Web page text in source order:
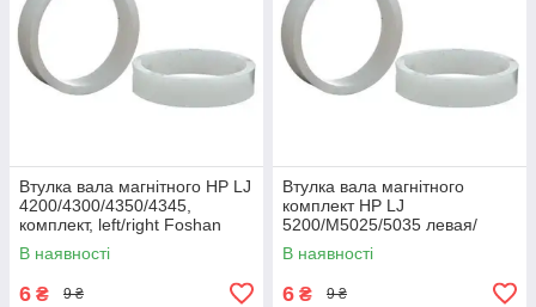
Втулка вала магнітного HP LJ
4200/4300/4350/4345,
комплект, left/right Foshan
(MAG-1338A-BSH-Foshan)
В наявності
6 ₴ 9 ₴
Втулка вала магнітного
комплект HP LJ
5200/M5025/5035 левая/
правая Foshan (MAG-7516A-
BSH-Foshan)
В наявності
6 ₴ 9 ₴